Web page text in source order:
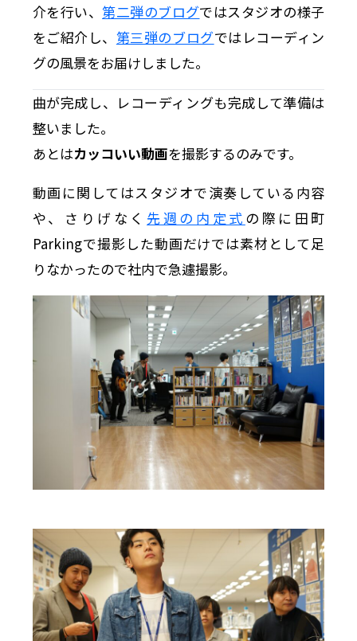
介を行い、第二弾のブログではスタジオの様子
をご紹介し、 第三弾のブログではレコーディン
グの風景をお届けしました。
曲が完成し、レコーディングも完成して準備は
整いました。
あとはカッコいい動画を撮影するのみです。
動画に関してはスタジオで演奏している内容
や、さりげなく 先週の内定式 の際に田町
Parkingで撮影した動画だけでは素材として足
りなかったので社内で急遽撮影。